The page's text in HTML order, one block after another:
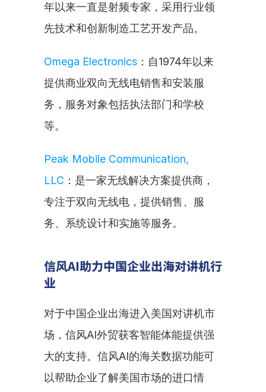
年以来一直是射频专家，采用行业领
先技术和创新制造工艺开发产品。
Omega Electronics ：自1974年以来
提供商业双向无线电销售和安装服
务，服务对象包括执法部门和学校
等。
Peak Mobile Communication,
LLC ：是一家无线解决方案提供商，
专注于双向无线电，提供销售、服
务、系统设计和实施等服务。
信风AI助力中国企业出海对讲机行
业
对于中国企业出海进入美国对讲机市
场，信风AI外贸获客智能体能提供强
大的支持。信风AI的海关数据功能可
以帮助企业了解美国市场的进口情